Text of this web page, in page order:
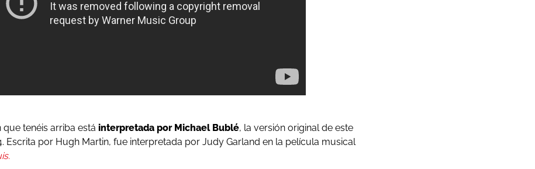
tenéis arriba está interpretada por Michael Bublé, la versión original de este
Escrita por Hugh Martin, fue interpretada por Judy Garland en la película musical